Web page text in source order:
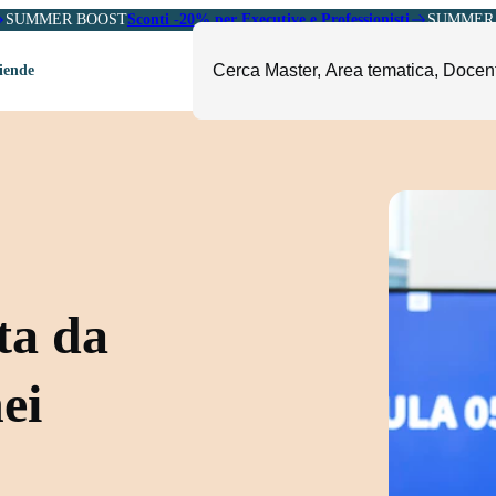
SUMMER BOOSTSconti -20% per Executive e Professionisti
e Pharma
Amministrazione
Food, Beverage e Turismo
da